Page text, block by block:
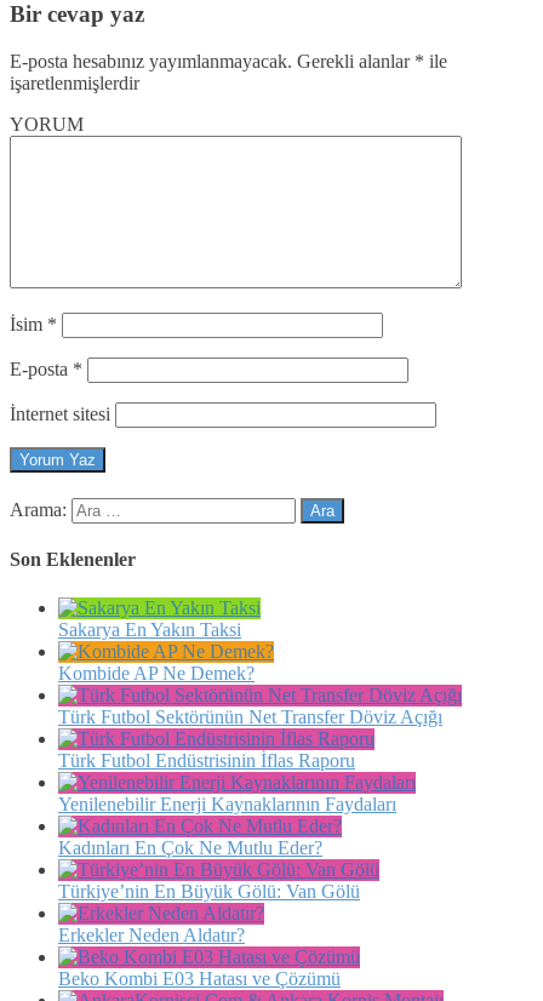
Bir cevap yaz
E-posta hesabınız yayımlanmayacak. Gerekli alanlar * ile
işaretlenmişlerdir
YORUM
İsim *
E-posta *
İnternet sitesi
Arama:
Son Eklenenler
Sakarya En Yakın Taksi
Kombide AP Ne Demek?
Türk Futbol Sektörünün Net Transfer Döviz Açığı
Türk Futbol Endüstrisinin İflas Raporu
Yenilenebilir Enerji Kaynaklarının Faydaları
Kadınları En Çok Ne Mutlu Eder?
Türkiye’nin En Büyük Gölü: Van Gölü
Erkekler Neden Aldatır?
Beko Kombi E03 Hatası ve Çözümü